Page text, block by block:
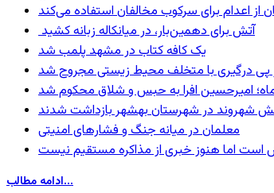
اعدام برای سرکوب مخالفان استفاده می‌کند
آتش برای دهمین‌بار، در میانکاله زبانه کشید
یک کافه کتاب در مشهد پلمب شد
پی درگیری با متخلف محیط زیستی مجروح شد
امیرحسین افرا به حبس و شلاق محکوم شد
شهروند در شهرستان بهشهر بازداشت شدند
معلمان در میانه جنگ و فشارهای امنیتی
اما هنوز خبری از مذاکره مستقیم نیست
ادامه مطالب...